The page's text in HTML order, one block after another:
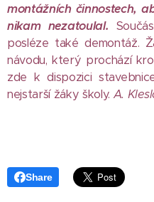
montážních činnostech,
nikam nezatoulal.
posléze také demontáž.
návodu, který prochází
zde k dispozici
nejstarší žáky školy. A.
Share